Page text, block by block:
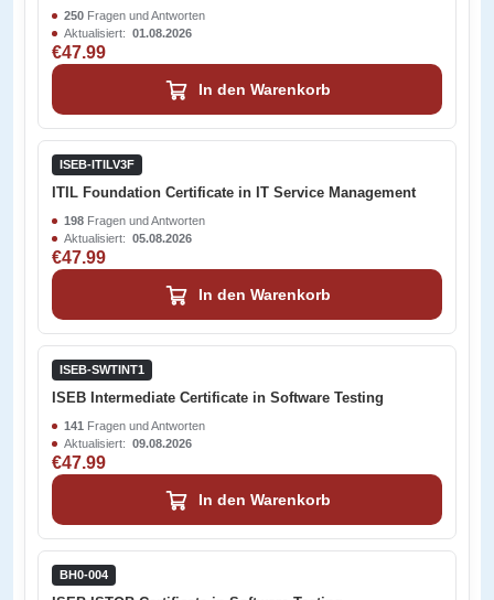
250 Fragen und Antworten
Aktualisiert: 01.08.2026
€47.99
In den Warenkorb
ISEB-ITILV3F
ITIL Foundation Certificate in IT Service Management
198 Fragen und Antworten
Aktualisiert: 05.08.2026
€47.99
In den Warenkorb
ISEB-SWTINT1
ISEB Intermediate Certificate in Software Testing
141 Fragen und Antworten
Aktualisiert: 09.08.2026
€47.99
In den Warenkorb
BH0-004